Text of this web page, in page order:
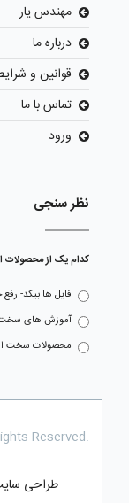
مهندس یار
درباره ما
قوانین و
تماس با ما
ورود
نظر سنجی
کدام یک از محصولات
فایل ها بیکد-
آموزش های سخت
محصولات سخت
Reserved.
طراحی